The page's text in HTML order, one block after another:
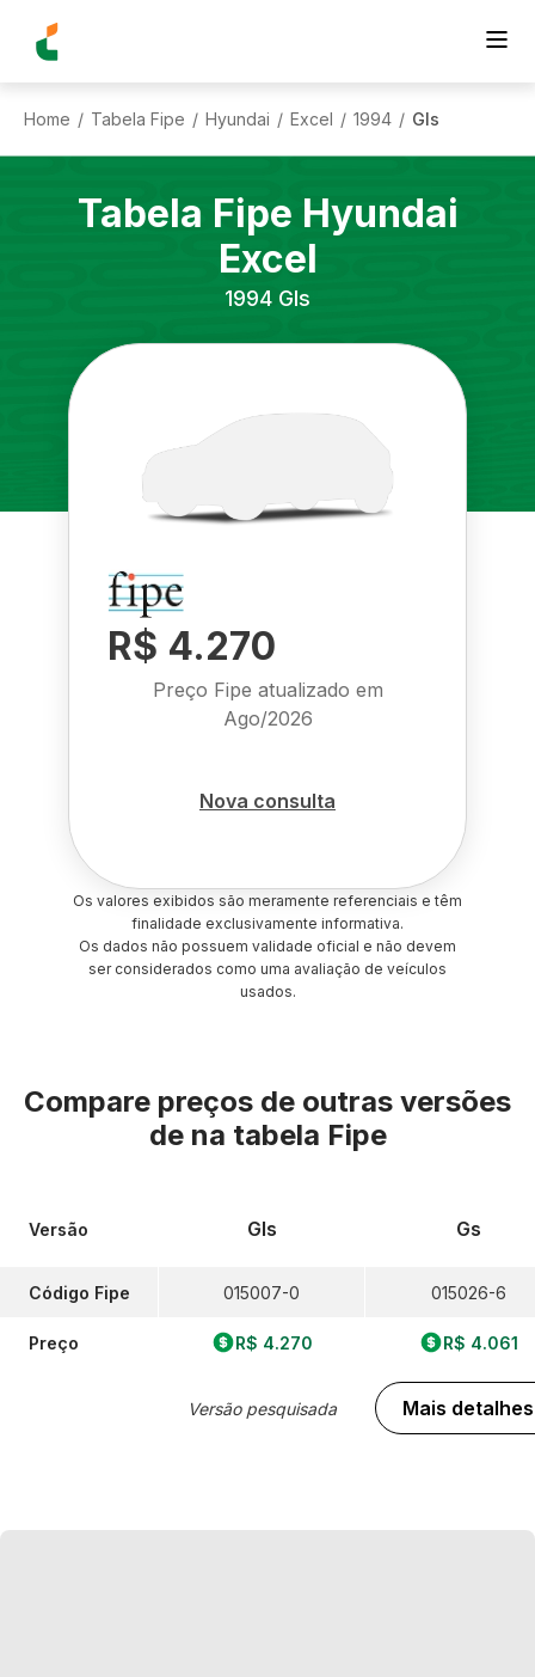
Home / Tabela Fipe / Hyundai / Excel / 1994 / Gls
Tabela Fipe Hyundai
Excel
1994 Gls
R$ 4.270
Preço Fipe atualizado em
Ago/2026
Nova consulta
Os valores exibidos são meramente referenciais e têm
finalidade exclusivamente informativa.
Os dados não possuem validade oficial e não devem
ser considerados como uma avaliação de veículos
usados.
Compare preços de outras versões
de na tabela Fipe
Versão
Código Fipe
Preço
Gls
015007-0
R$ 4.270
Versão pesquisada
Gs
015026-6
R$ 4.061
Mais detalhes